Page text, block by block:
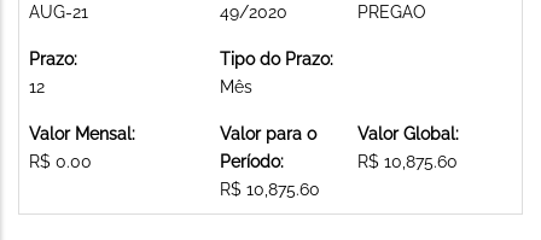
AUG-21
49/2020
PREGAO
Prazo:
12
Tipo do Prazo:
Mês
Valor Mensal:
R$ 0.00
Valor para o
Período:
R$ 10,875.60
Valor Global:
R$ 10,875.60